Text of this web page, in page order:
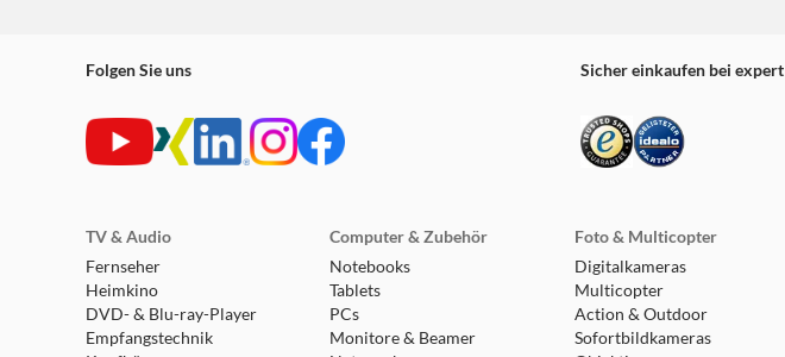
Folgen Sie uns Sicher einkaufen bei expert
TV & Audio
Fernseher
Heimkino
DVD- & Blu-ray-Player
Empfangstechnik
Computer & Zubehör
Notebooks
Tablets
PCs
Monitore & Beamer
Foto & Multicopter
Digitalkameras
Multicopter
Action & Outdoor
Sofortbildkameras